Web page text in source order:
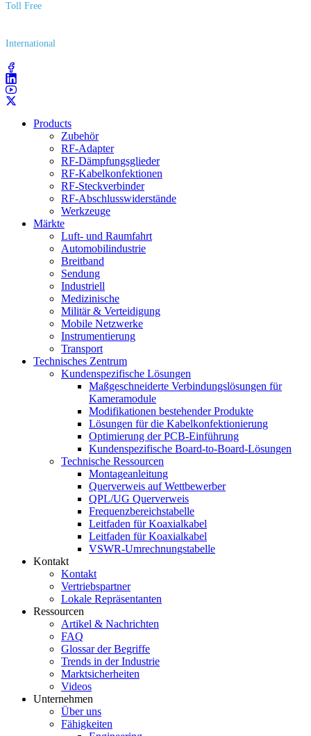
Toll Free
International
Products
Zubehör
RF-Adapter
RF-Dämpfungsglieder
RF-Kabelkonfektionen
RF-Steckverbinder
RF-Abschlusswiderstände
Werkzeuge
Märkte
Luft- und Raumfahrt
Automobilindustrie
Breitband
Sendung
Industriell
Medizinische
Militär & Verteidigung
Mobile Netzwerke
Instrumentierung
Transport
Technisches Zentrum
Kundenspezifische Lösungen
Maßgeschneiderte Verbindungslösungen für
Kameramodule
Modifikationen bestehender Produkte
Lösungen für die Kabelkonfektionierung
Optimierung der PCB-Einführung
Kundenspezifische Board-to-Board-Lösungen
Technische Ressourcen
Montageanleitung
Querverweis auf Wettbewerber
QPL/UG Querverweis
Frequenzbereichstabelle
Leitfaden für Koaxialkabel
Leitfaden für Koaxialkabel
VSWR-Umrechnungstabelle
Kontakt
Kontakt
Vertriebspartner
Lokale Repräsentanten
Ressourcen
Artikel & Nachrichten
FAQ
Glossar der Begriffe
Trends in der Industrie
Marktsicherheiten
Videos
Unternehmen
Über uns
Fähigkeiten